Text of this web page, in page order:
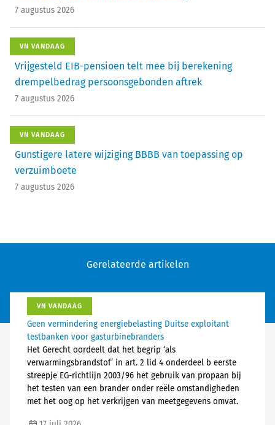
7 augustus 2026
VN VANDAAG
Vrijgesteld EIB-pensioen telt mee bij berekening
drempelbedrag persoonsgebonden aftrek
7 augustus 2026
VN VANDAAG
Gunstigere latere wijziging BBBB van toepassing op
verzuimboete
7 augustus 2026
Gerelateerde artikelen
VN VANDAAG
Geen vermindering energiebelasting Duitse exploitant
testbanken voor gasturbinebranders
Het Gerecht oordeelt dat het begrip ‘als
verwarmingsbrandstof’ in art. 2 lid 4 onderdeel b eerste
streepje EG-richtlijn 2003/96 het gebruik van propaan bij
het testen van een brander onder reële omstandigheden
met het oog op het verkrijgen van meetgegevens omvat.